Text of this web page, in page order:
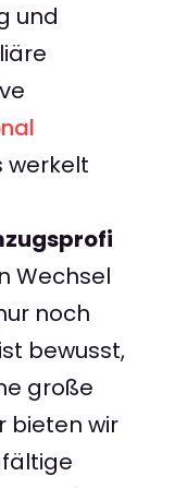
und
werkelt
Wechsel
noch
bewusst,
große
bieten wir